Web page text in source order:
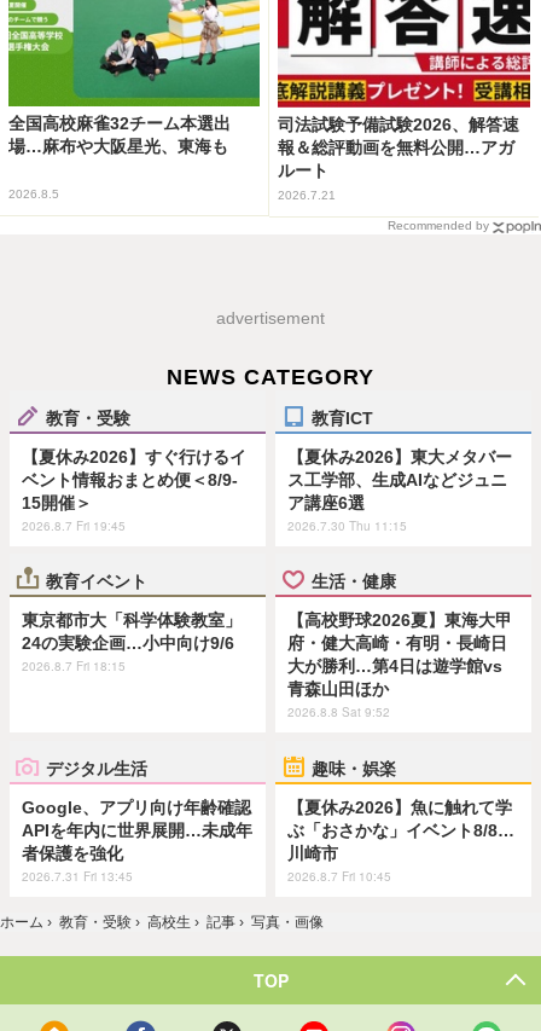
全国高校麻雀32チーム本選出
場…麻布や大阪星光、東海も
2026.8.5
司法試験予備試験2026、解答速
報＆総評動画を無料公開…アガ
ルート
2026.7.21
Recommended by
advertisement
NEWS CATEGORY
教育・受験
【夏休み2026】すぐ行けるイ
ベント情報おまとめ便＜8/9-
15開催＞
2026.8.7 Fri 19:45
教育ICT
【夏休み2026】東大メタバー
ス工学部、生成AIなどジュニ
ア講座6選
2026.7.30 Thu 11:15
教育イベント
東京都市大「科学体験教室」
24の実験企画…小中向け9/6
2026.8.7 Fri 18:15
生活・健康
【高校野球2026夏】東海大甲
府・健大高崎・有明・長崎日
大が勝利…第4日は遊学館vs
青森山田ほか
2026.8.8 Sat 9:52
デジタル生活
Google、アプリ向け年齢確認
APIを年内に世界展開…未成年
者保護を強化
2026.7.31 Fri 13:45
趣味・娯楽
【夏休み2026】魚に触れて学
ぶ「おさかな」イベント8/8…
川崎市
2026.8.7 Fri 10:45
ホーム › 教育・受験 › 高校生 › 記事 › 写真・画像
TOP